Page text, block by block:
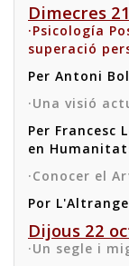
Dimecres
·Psicología
superació
Per Antoni
·Una visió
Per Francesc
en
·Conocer el
Por
Dijous 22
·Un segle i